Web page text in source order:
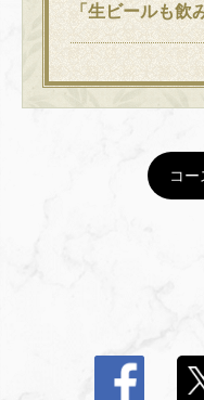
「生ビールも
コ